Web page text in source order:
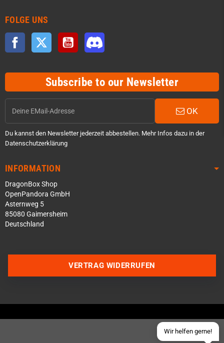
FOLGE UNS
Facebook Twitter YouTube
Subscribe to our Newsletter
OK
Du kannst den Newsletter jederzeit abbestellen. Mehr Infos dazu in der
Datenschutzerklärung
INFORMATION
DragonBox Shop
OpenPandora GmbH
Asternweg 5
85080 Gaimersheim
Deutschland
Wir helfen gerne!
Schick uns eine eMail
VERTRAG WIDERRUFEN